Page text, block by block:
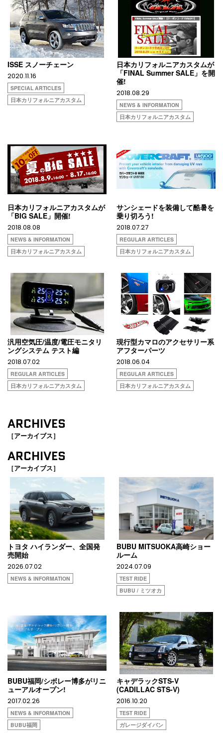
ISSE スノーチェーン
2020.11.16
SPECIAL ARTICLES
日本カリフォルニアカスタム
日本カリフォルニアカスタムが
「FINAL Summer SALE」を開
催!
2018.08.29
NEWS & INFORMATION
日本カリフォルニアカスタム
日本カリフォルニアカスタムが
「BIG SALE」開催!
2018.08.08
NEWS & INFORMATION
日本カリフォルニアカスタム
サンシェードを装備して酷暑を
乗り切ろう!
2018.07.27
REGULAR ARTICLES
日本カリフォルニアカスタム
汎用空気圧/温度/電圧モニタリ
ングシステム テスト編
2018.07.02
REGULAR ARTICLES
日本カリフォルニアカスタム
現行型カマロのアクセサリー系
アフターパーツ
2018.06.04
REGULAR ARTICLES
日本カリフォルニアカスタム
ARCHIVES
［アーカイブス］
ARCHIVES
［アーカイブス］
トヨタ ハイランダー、全国発
売開始
2026.07.02
NEWS & INFORMATION
BUBU MITSUOKA高崎ショー
ルーム
2024.07.09
TEST RIDE
BUBU / ミツオカ
BUBU福岡/シボレー博多がリニ
ューアルオープン!
2017.02.26
NEWS & INFORMATION
BUBU福岡
キャデラックSTS-V
(CADILLAC STS-V)
2016.10.20
TEST RIDE
ガレージダイバン